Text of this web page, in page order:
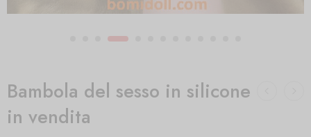
Bambola del sesso in silicone
in vendita